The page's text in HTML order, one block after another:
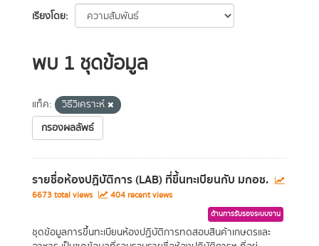
เรียงโดย
พบ 1 ชุดข้อมูล
แท็ค:
วิธีวิเคราะห์
กรองผลลัพธ์
รายชื่อห้องปฏิบัติการ (LAB) ที่ขึ้นทะเบียนกับ มกอช.
6673 total views 404 recent views
ด้านการรับรองระบบงาน
ชุดข้อมูลการขึ้นทะเบียนห้องปฏิบัติการทดสอบสินค้าเกษตรและ